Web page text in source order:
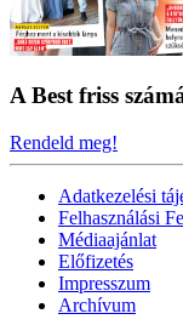
A Best friss
Rendeld meg!
Adatkezelési
Felhasználási
Médiaajánlat
Előfizetés
Impresszum
Archívum